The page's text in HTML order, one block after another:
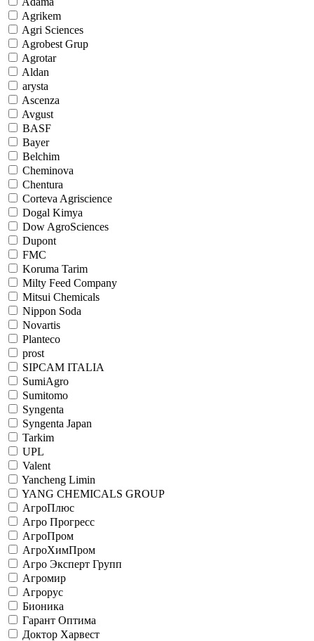
Agrikem
Agri Sciences
Agrobest Grup
Agrotar
Aldan
arysta
Ascenza
Avgust
BASF
Bayer
Belchim
Cheminova
Chentura
Corteva Agriscience
Dogal Kimya
Dow AgroSciences
Dupont
FMC
Koruma Tarim
Milty Feed Company
Mitsui Chemicals
Nippon Soda
Novartis
Planteco
prost
SIPCAM ITALIA
SumiAgro
Sumitomo
Syngenta
Syngenta Japan
Tarkim
UPL
Valent
Yancheng Limin
YANG CHEMICALS GROUP
АгроПлюс
Агро Прогресс
АгроПром
АгроХимПром
Агро Эксперт Групп
Агромир
Агрорус
Бионика
Гарант Оптима
Доктор Харвест